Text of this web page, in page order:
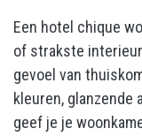
Een hotel chique
of strakste
gevoel van
kleuren,
geef je je